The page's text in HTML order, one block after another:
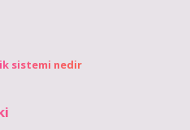
sistemi nedir